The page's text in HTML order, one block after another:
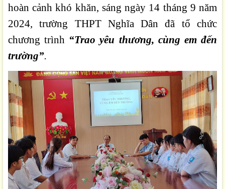
hoàn cảnh khó khăn, sáng ngày 14 tháng 9 năm
2024, trường THPT Nghĩa Dân đã tổ chức
chương trình “Trao yêu thương, cùng em đến
trường”.